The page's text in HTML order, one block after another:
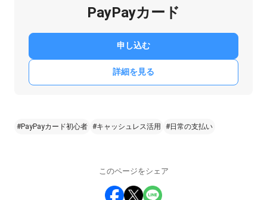
PayPayカード
申し込む
詳細を見る
#PayPayカード初心者 #キャッシュレス活用 #日常の支払い
このページをシェア